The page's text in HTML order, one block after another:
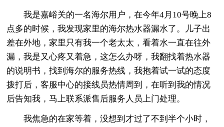
我是嘉峪关的一名海尔用户，在今年4月10号晚上8
点多的时候，我发现家里的海尔热水器漏水了。儿子出
差在外地，家里只有我一个老太太，看着水一直在往外
漏，我是又心疼又着急，这怎么办呀，我翻找着热水器
的说明书，找到海尔的服务热线，我抱着试一试的态度
拨打后，客服中心的接线员热情周到，在听到我的情况
后告知我，马上联系派售后服务人员上门处理。
我焦急的在家等着，没想到才过了不到半个小时，